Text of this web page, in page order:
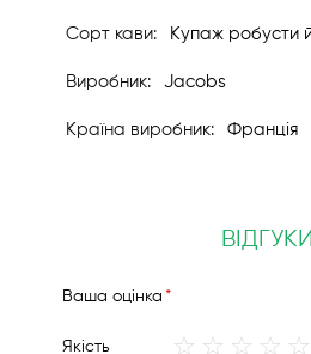
Купаж робусти
Jacobs
Франція
ВІДГУКИ
Вашa оцінка
Якість
1
2
3
4